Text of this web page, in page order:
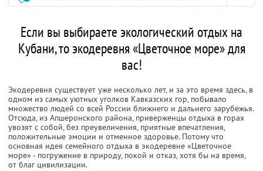
Если вы выбираете экологический отдых на
Кубани, то экодеревня «Цветочное море» для
вас!
Экодеревня существует уже несколько лет, и за это время здесь, в
одном из самых уютных уголков Кавказских гор, побывало
множество людей со всей России ближнего и дальнего зарубежья.
Отсюда, из Апшеронского района, приверженцы отдыха в горах
увозят с собой, без преувеличения, приятные впечатления,
положительные эмоции и отменное здоровье. Потому что
основная идея семейного отдыха в экодеревне «Цветочное
море» - погружение в природу, покой и отказ, хотя бы на время,
от благ цивилизации.